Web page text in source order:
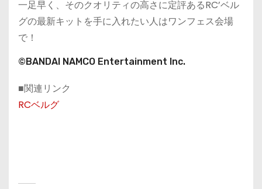
一足早く、そのクオリティの高さに定評あるRC’ベル
グの最新キットを手に入れたい人はワンフェス会場
で！
©BANDAI NAMCO Entertainment Inc.
■関連リンク
RCベルグ